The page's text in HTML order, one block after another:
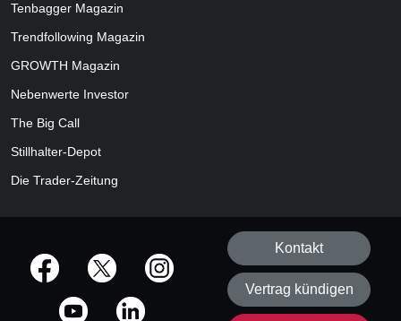
Tenbagger Magazin
Trendfollowing Magazin
GROWTH Magazin
Nebenwerte Investor
The Big Call
Stillhalter-Depot
Die Trader-Zeitung
offizielle Social Media-Accounts
Kontakt
Vertrag kündigen